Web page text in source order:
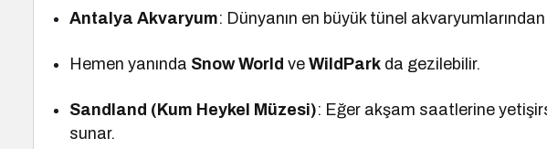
Antalya Akvaryum: Dünyanın en büyük tünel
Hemen yanında Snow World veWildPark da gezilebilir.
Sandland (Kum Heykel Müzesi): Eğer akşam saatlerine
sunar.